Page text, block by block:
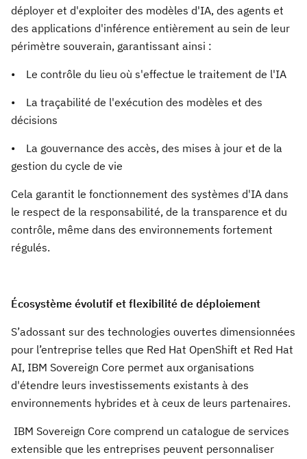
déployer et d'exploiter des modèles d'IA, des agents et
des applications d'inférence entièrement au sein de leur
périmètre souverain, garantissant ainsi :
• Le contrôle du lieu où s'effectue le traitement de l'IA
• La traçabilité de l'exécution des modèles et des
décisions
• La gouvernance des accès, des mises à jour et de la
gestion du cycle de vie
Cela garantit le fonctionnement des systèmes d'IA dans
le respect de la responsabilité, de la transparence et du
contrôle, même dans des environnements fortement
régulés.
Écosystème évolutif et flexibilité de déploiement
S’adossant sur des technologies ouvertes dimensionnées
pour l’entreprise telles que Red Hat OpenShift et Red Hat
AI, IBM Sovereign Core permet aux organisations
d'étendre leurs investissements existants à des
environnements hybrides et à ceux de leurs partenaires.
IBM Sovereign Core comprend un catalogue de services
extensible que les entreprises peuvent personnaliser